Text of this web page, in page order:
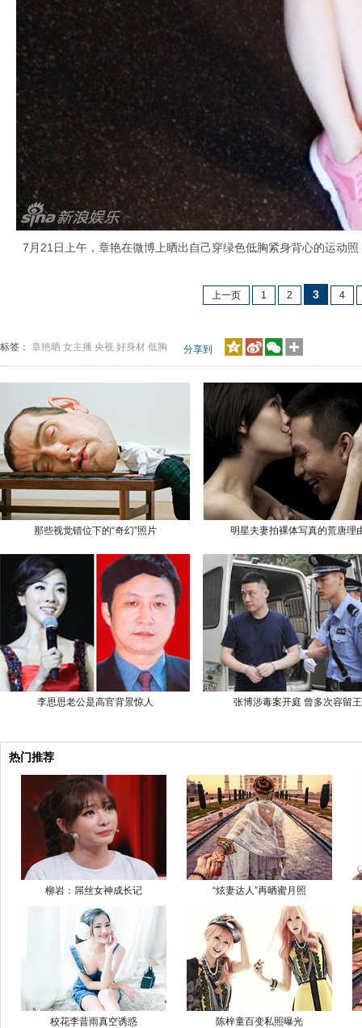
7月21日上午，章艳在微博上晒出自己穿绿色低胸紧身背心的运动照
上一页 1 2 3 4
标签： 章艳晒 女主播 央视 好身材 低胸 分享到
那些视觉错位下的“奇幻”照片
李思思老公是高官背景惊人
明星夫妻拍裸体写真的荒唐理
张博涉毒案开庭 曾多次容留王
热门推荐
柳岩：屌丝女神成长记 “炫妻达人”再晒蜜月照
校花李昔雨真空诱惑 陈梓童百变私照曝光